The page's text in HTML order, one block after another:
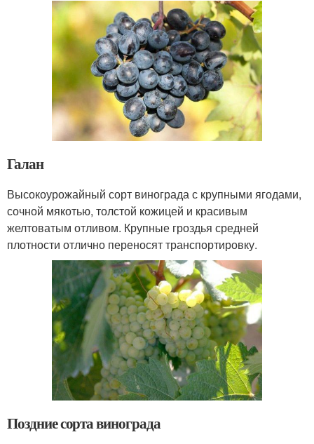
Галан
Высокоурожайный сорт винограда с крупными ягодами,
сочной мякотью, толстой кожицей и красивым
желтоватым отливом. Крупные гроздья средней
плотности отлично переносят транспортировку.
Поздние сорта винограда